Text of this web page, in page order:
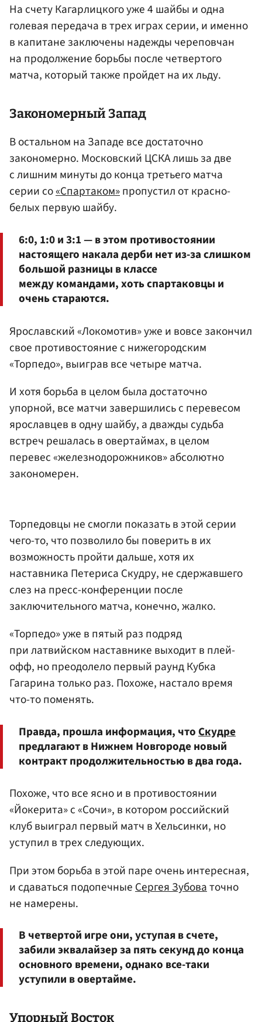
На счету Кагарлицкого уже 4 шайбы и одна
голевая передача в трех играх серии, и именно
в капитане заключены надежды череповчан
на продолжение борьбы после четвертого
матча, который также пройдет на их льду.
Закономерный Запад
В остальном на Западе все достаточно
закономерно. Московский ЦСКА лишь за две
с лишним минуты до конца третьего матча
серии со«Спартаком»пропустил от красно-
белых первую шайбу.
6:0, 1:0 и 3:1 — в этом противостоянии
настоящего накала дерби нет из-за слишком
большой разницы в классе
между командами, хоть спартаковцы и
очень стараются.
Ярославский «Локомотив» уже и вовсе закончил
свое противостояние с нижегородским
«Торпедо», выиграв все четыре матча.
И хотя борьба в целом была достаточно
упорной, все матчи завершились с перевесом
ярославцев в одну шайбу, а дважды судьба
встреч решалась в овертаймах, в целом
перевес «железнодорожников» абсолютно
закономерен.
Торпедовцы не смогли показать в этой серии
чего-то, что позволило бы поверить в их
возможность пройти дальше, хотя их
наставника Петериса Скудру, не сдержавшего
слез на пресс-конференции после
заключительного матча, конечно, жалко.
«Торпедо» уже в пятый раз подряд
при латвийском наставнике выходит в плей-
офф, но преодолело первый раунд Кубка
Гагарина только раз. Похоже, настало время
что-то поменять.
Правда, прошла информация, чтоСкудре
предлагают в Нижнем Новгороде новый
контракт продолжительностью в два года.
Похоже, что все ясно и в противостоянии
«Йокерита» с «Сочи», в котором российский
клуб выиграл первый матч в Хельсинки, но
уступил в трех следующих.
При этом борьба в этой паре очень интересная,
и сдаваться подопечные Сергея Зубоваточно
не намерены.
В четвертой игре они, уступая в счете,
забили эквалайзер за пять секунд до конца
основного времени, однако все-таки
уступили в овертайме.
Упорный Восток